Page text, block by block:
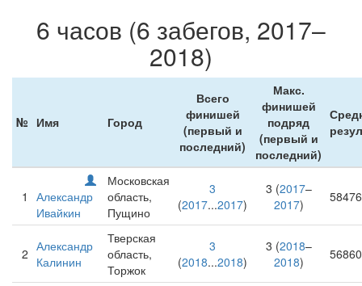
6 часов (6 забегов, 2017–
2018)
№ Имя Город
Всего
финишей
(первый и
последний)
Макс.
финишей
подряд
(первый и
последний)
1
Александр
Ивайкин
Московская
область,
Пущино
3
(2017...2017)
3 (2017–
2017)
2 Александр
Калинин
Тверская
область,
Торжок
3
(2018...2018)
3 (2018–
2018)